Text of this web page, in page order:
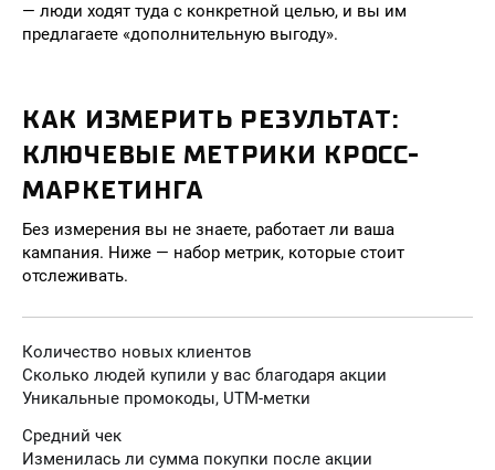
— люди ходят туда с конкретной целью, и вы им
предлагаете «дополнительную выгоду».
КАК ИЗМЕРИТЬ РЕЗУЛЬТАТ:
КЛЮЧЕВЫЕ МЕТРИКИ КРОСС-
МАРКЕТИНГА
Без измерения вы не знаете, работает ли ваша
кампания. Ниже — набор метрик, которые стоит
отслеживать.
Количество новых клиентов
Сколько людей купили у вас благодаря акции
Уникальные промокоды, UTM-метки
Средний чек
Изменилась ли сумма покупки после акции